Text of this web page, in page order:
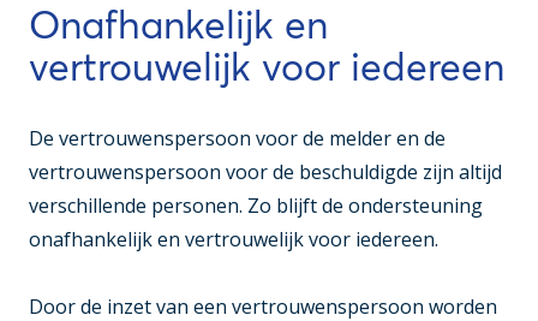
Onafhankelijk en
vertrouwelijk voor iedereen
De vertrouwenspersoon voor de melder en de
vertrouwenspersoon voor de beschuldigde zijn altijd
verschillende personen. Zo blijft de ondersteuning
onafhankelijk en vertrouwelijk voor iedereen.
Door de inzet van een vertrouwenspersoon worden